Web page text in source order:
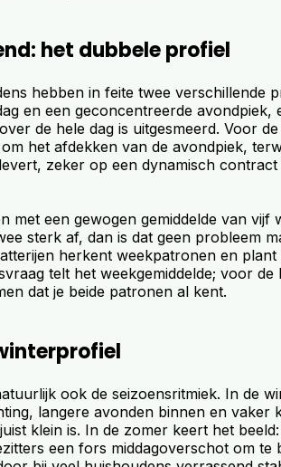
het dubbele profiel
hebben in feite twee verschillende
en een geconcentreerde avondpiek,
de hele dag is uitgesmeerd. Voor
het afdekken van de avondpiek,
zeker op een dynamisch
met een gewogen gemiddelde van vijf
sterk af, dan is dat geen probleem
herkent weekpatronen en
telt het weekgemiddelde; voor de
dat je beide patronen al kent.
ook de seizoensritmiek. In de
langere avonden binnen en vaker
klein is. In de zomer keert het
een fors middagoverschot om te